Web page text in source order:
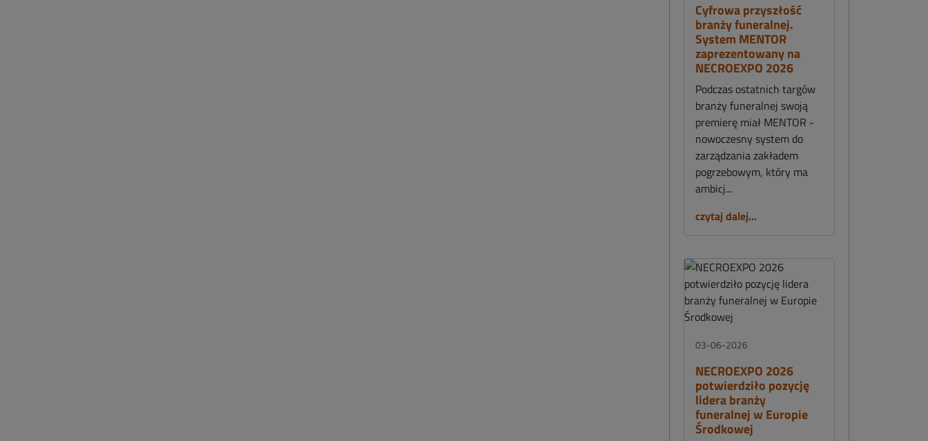
Cyfrowa przyszłość
branży funeralnej.
System MENTOR
zaprezentowany na
NECROEXPO 2026
Podczas ostatnich targów
branży funeralnej swoją
premierę miał MENTOR -
nowoczesny system do
zarządzania zakładem
pogrzebowym, który ma
ambicj...
czytaj dalej...
03-06-2026
NECROEXPO 2026
potwierdziło pozycję
lidera branży
funeralnej w Europie
Środkowej